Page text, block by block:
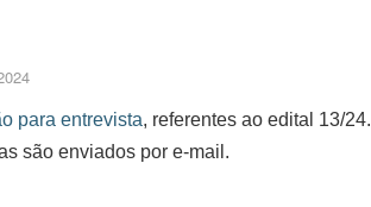
para entrevista, referentes ao edital 13/24.
são enviados por e-mail.